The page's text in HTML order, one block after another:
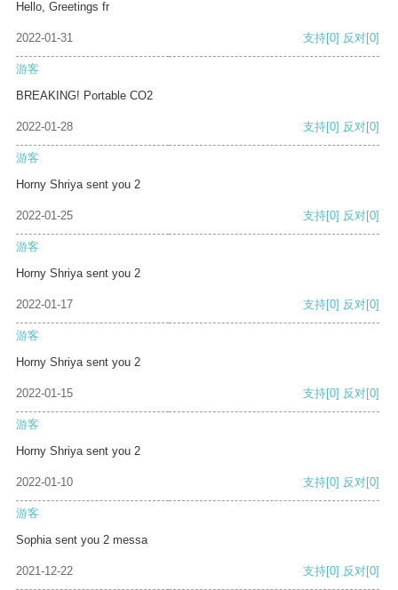
Hello, Greetings fr
2022-01-31 支持[0] 反对[0]
游客
BREAKING! Portable CO2
2022-01-28 支持[0] 反对[0]
游客
Horny Shriya sent you 2
2022-01-25 支持[0] 反对[0]
游客
Horny Shriya sent you 2
2022-01-17 支持[0] 反对[0]
游客
Horny Shriya sent you 2
2022-01-15 支持[0] 反对[0]
游客
Horny Shriya sent you 2
2022-01-10 支持[0] 反对[0]
游客
Sophia sent you 2 messa
2021-12-22 支持[0] 反对[0]